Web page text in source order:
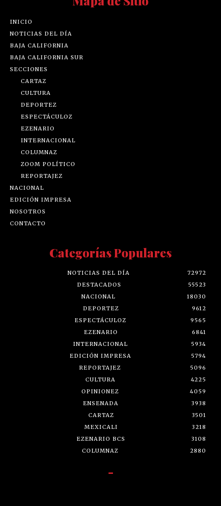
INICIO
NOTICIAS DEL DÍA
BAJA CALIFORNIA
BAJA CALIFORNIA SUR
SECCIONES
CARTAZ
CULTURA
DEPORTEZ
ESPECTÁCULOZ
EZENARIO
INTERNACIONAL
COLUMNAZ
ZOOM POLÍTICO
REPORTAJEZ
NACIONAL
EDICIÓN IMPRESA
NOSOTROS
CONTACTO
Categorías Populares
NOTICIAS DEL DÍA
72972
DESTACADOS
55523
NACIONAL
18030
DEPORTEZ
9612
ESPECTÁCULOZ
9565
EZENARIO
6841
INTERNACIONAL
5934
EDICIÓN IMPRESA
5794
REPORTAJEZ
5096
CULTURA
4225
OPINIONEZ
4059
ENSENADA
3938
CARTAZ
3501
MEXICALI
3218
EZENARIO BCS
3108
COLUMNAZ
2880
-